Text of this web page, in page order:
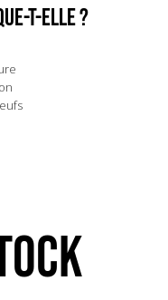
(Spécialiste
t-elle ?